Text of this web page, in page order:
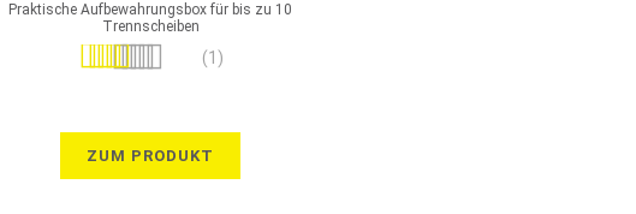
Praktische Aufbewahrungsbox für bis zu 10
Trennscheiben
Bewertung:
(1)
ZUM PRODUKT